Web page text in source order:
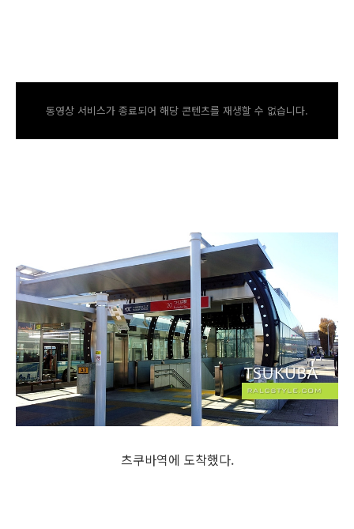
동영상 서비스가 종료되어 해당 콘텐츠를 재생할 수 없습니다.
츠쿠바역에 도착했다.